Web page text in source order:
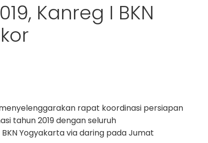
Kanreg I BKN
rapat koordinasi persiapan
tahun 2019 dengan seluruh
BKN Yogyakarta via daring pada Jumat